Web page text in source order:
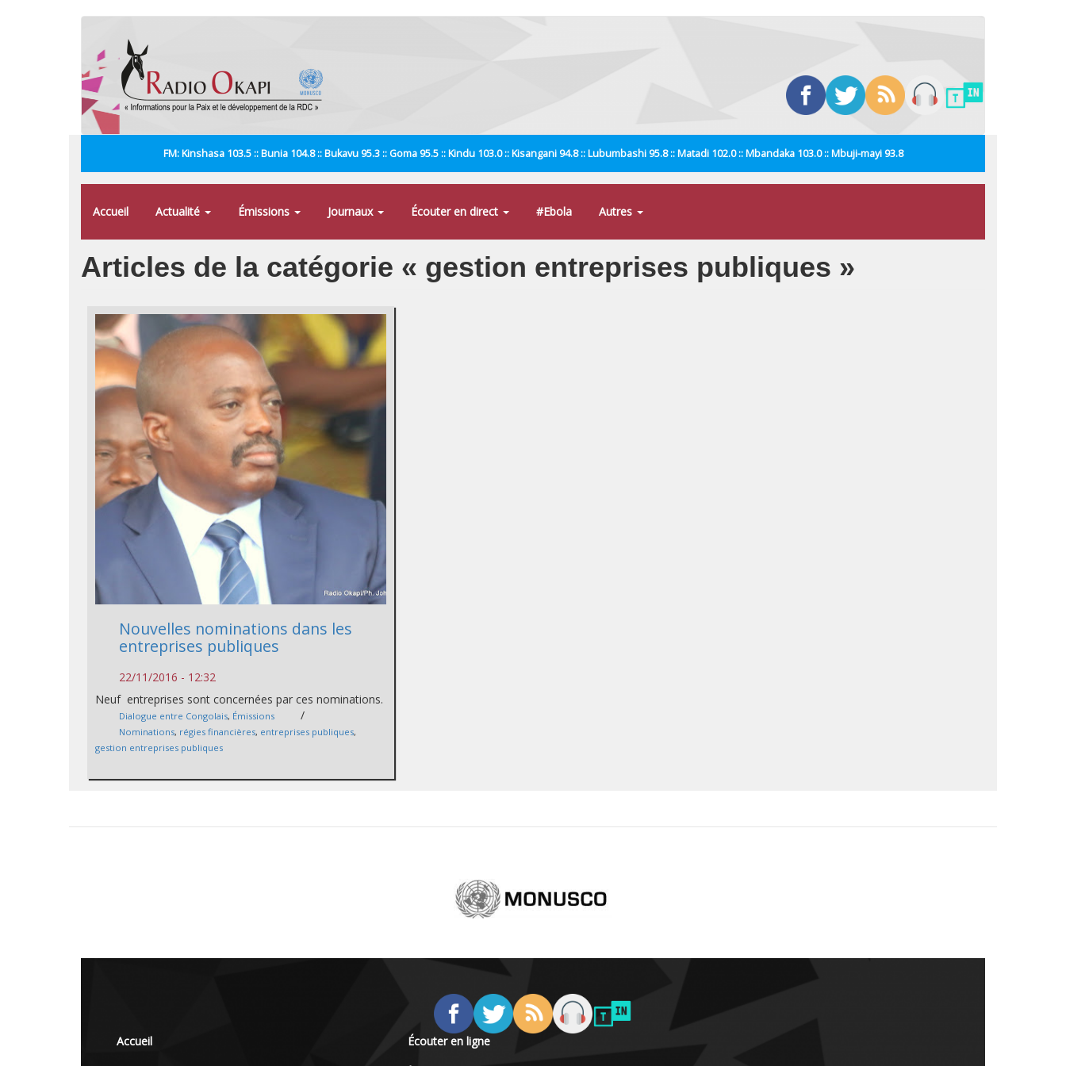
FM: Kinshasa 103.5 :: Bunia 104.8 :: Bukavu 95.3 :: Goma 95.5 :: Kindu 103.0 :: Kisangani 94.8 :: Lubumbashi 95.8 :: Matadi 102.0 :: Mbandaka 103.0 :: Mbuji-mayi 93.8
Accueil Actualité Émissions Journaux Écouter en direct #Ebola Autres
Articles de la catégorie « gestion entreprises publiques »
Nouvelles nominations dans les
entreprises publiques
22/11/2016 - 12:32
Neuf entreprises sont concernées par ces nominations.
Dialogue entre Congolais, Émissions /
Nominations, régies financières, entreprises publiques,
gestion entreprises publiques
Accueil Écouter en ligne